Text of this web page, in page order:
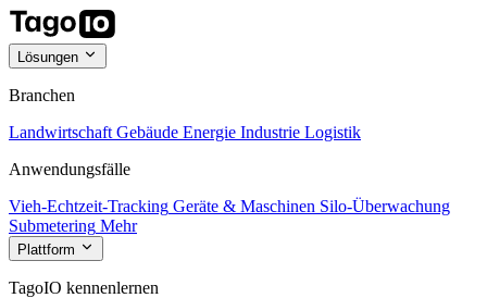
Lösungen
Branchen
Landwirtschaft Gebäude Energie Industrie Logistik
Anwendungsfälle
Vieh-Echtzeit-Tracking Geräte & Maschinen Silo-Überwachung
Submetering Mehr
Plattform
TagoIO kennenlernen